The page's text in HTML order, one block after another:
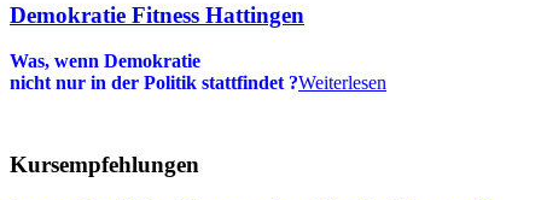
Demokratie Fitness Hattingen
Was, wenn Demokratie
nicht nur in der Politik stattfindet ?Weiterlesen
Kursempfehlungen